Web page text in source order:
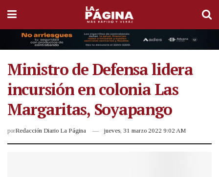
Ministro de Defensa lidera
incursión en colonia Las
Margaritas, Soyapango
porRedacción Diario La Página jueves, 31 marzo 2022 9:02 AM